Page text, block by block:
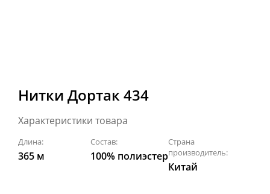
Нитки Дортак 434
Характеристики товара
Длина:
365 м
Состав:
100% полиэстер
Страна
производитель:
Китай